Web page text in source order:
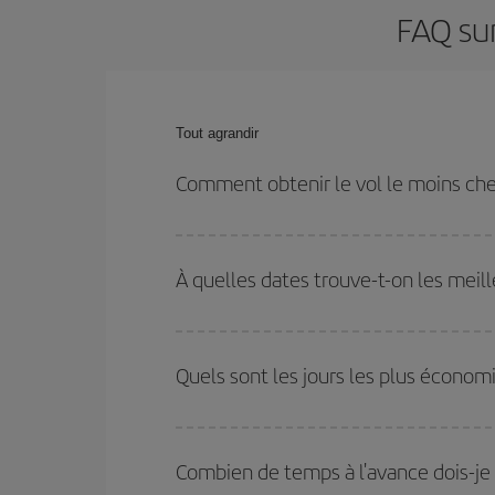
FAQ
Tout agrandir
Comment obtenir le vol le moins
les dates et les horaires de votre aller-retour.
À quelles dates trouve-t-on les
et des vacances scolaires sont en haute
pourrez bénéficier des meilleurs prix.
Quels sont les jours les plus
vous partez, où vous voulez aller et à quelles
mais également pour les jours proches
, à
Combien de temps à l'avance dois-